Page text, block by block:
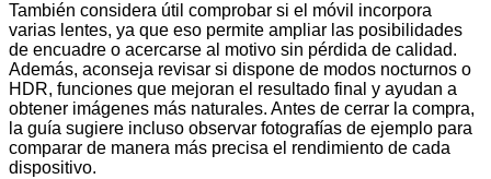
También considera útil comprobar si el móvil incorpora
varias lentes, ya que eso permite ampliar las posibilidades
de encuadre o acercarse al motivo sin pérdida de calidad.
Además, aconseja revisar si dispone de modos nocturnos o
HDR, funciones que mejoran el resultado final y ayudan a
obtener imágenes más naturales. Antes de cerrar la compra,
la guía sugiere incluso observar fotografías de ejemplo para
comparar de manera más precisa el rendimiento de cada
dispositivo.